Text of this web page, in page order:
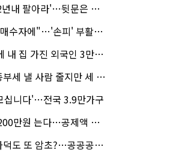
팔아라'…뒷문은 열었다
자에"…'손피' 부활할까?
가진 외국인 3만3000명
사람 줄지만 세 부담 커진다
십니다'…전국 3.9만가구
는다…공제액 최대 54만원↑
또 암초?…공공공사의 '굴레'